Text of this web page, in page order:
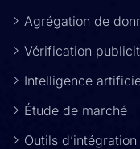
Agrégation de
Vérification
Intelligence
Étude de marché
Outils d’intégration